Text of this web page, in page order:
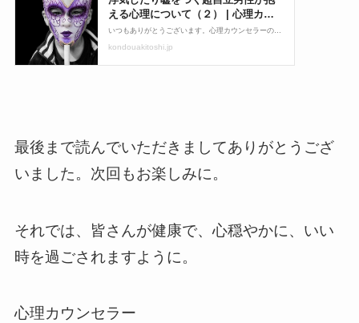
最後まで読んでいただきましてありがとうござ
いました。次回もお楽しみに。
それでは、皆さんが健康で、心穏やかに、いい
時を過ごされますように。
心理カウンセラー